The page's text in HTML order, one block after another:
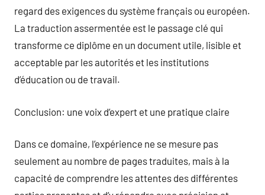
regard des exigences du système français ou européen.
La traduction assermentée est le passage clé qui
transforme ce diplôme en un document utile, lisible et
acceptable par les autorités et les institutions
d’éducation ou de travail.
Conclusion: une voix d’expert et une pratique claire
Dans ce domaine, l’expérience ne se mesure pas
seulement au nombre de pages traduites, mais à la
capacité de comprendre les attentes des différentes